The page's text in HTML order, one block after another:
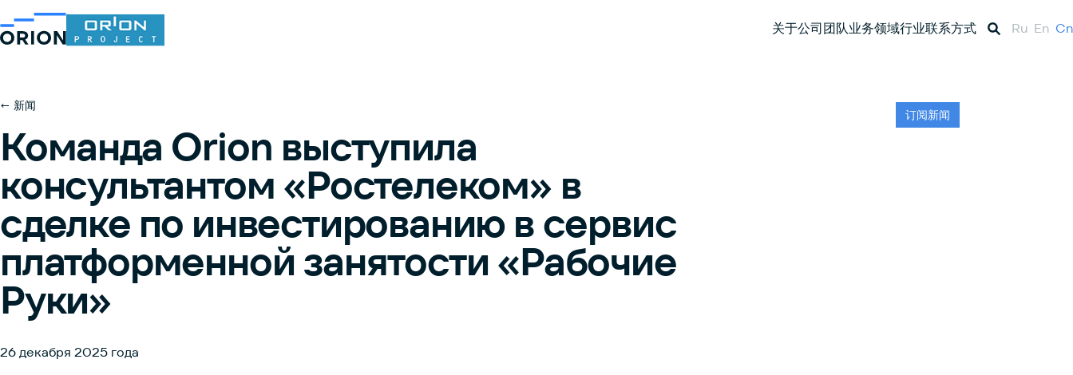
关于公司团队业务领域行业联系方式 Ru En Cn
← 新闻
Команда Orion выступила
консультантом «Ростелеком» в
сделке по инвестированию в сервис
платформенной занятости «Рабочие
Руки»
26 декабря 2025 года
订阅新闻